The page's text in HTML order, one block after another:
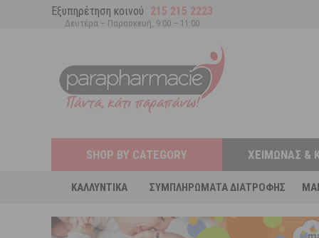
Εξυπηρέτηση κοινού 215 215 2223
Δευτέρα – Παρασκευή, 9:00 – 11:00
SHOP BY CATEGORY
ΚΑΛΛΥΝΤΙΚΆ ΣΥΜΠΛΗΡΏΜΑΤΑ ΔΙΑΤΡΟΦΉΣ
ΧΕΙΜΏΝΑΣ &